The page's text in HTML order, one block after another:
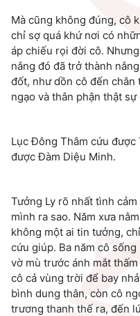
Mà cũng không đúng, cô
chỉ sợ quá khứ nơi có
áp chiếu rọi đời cô.
nắng đó đã trở thành
đốt, như dồn cô đến
ngạo và thân phận thật sự
Lục Đông Thâm cứu được
được Đàm Diệu Minh.
Tưởng Ly rõ nhất tình
mình ra sao. Năm xưa
không một ai tin tưởng,
cứu giúp. Ba năm cô
vờ mù trước ánh mắt
cô cả vùng trời để bay
bình dung thân, còn cô
trương thanh thế ra, đến